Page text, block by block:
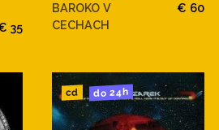
35
BAROKO V
CECHACH
€ 60
cd do 24h